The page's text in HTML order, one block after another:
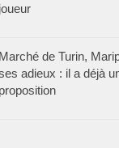
joueur
Marché de Turin,
adieux : il a déjà
proposition